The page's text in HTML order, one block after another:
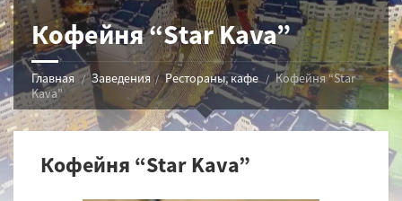
Кофейня “Star Kava”
Главная Заведения Рестораны, кафе
Кофейня “Star
Kava”
Кофейня “Star Kava”